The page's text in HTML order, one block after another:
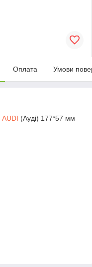
Оплата Умови
AUDI (Ауді) 177*57 мм